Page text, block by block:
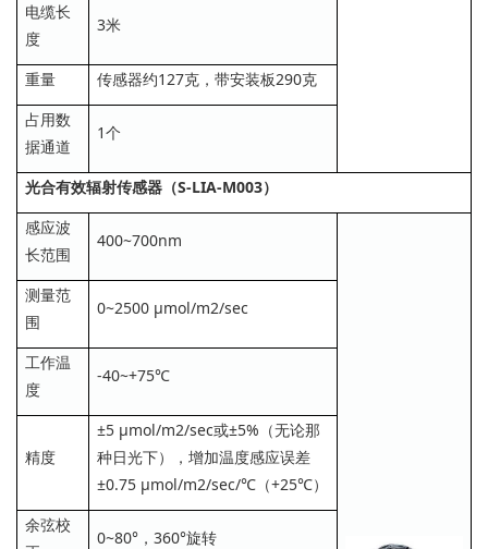
电缆长
度
3米
重量
传感器约127克，带安装板290克
占用数
据通道
1个
光合有效辐射传感器（S-LIA-M003）
感应波
长范围
400~700nm
测量范
围
0~2500 μmol/m2/sec
工作温
度
-40~+75℃
精度
±5 μmol/m2/sec或±5%（无论那
种日光下），增加温度感应误差
±0.75 μmol/m2/sec/℃（+25℃）
余弦校
0~80°，360°旋转